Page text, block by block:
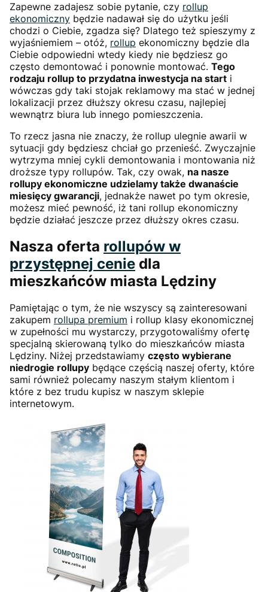
Zapewne zadajesz sobie pytanie, czy rollup
ekonomiczny będzie nadawał się do użytku jeśli
chodzi o Ciebie, zgadza się? Dlatego też spieszymy z
wyjaśniemiem – otóż, rollup ekonomiczny będzie dla
Ciebie odpowiedni wtedy kiedy nie będziesz go
często demontować i ponownie montować. Tego
rodzaju rollup to przydatna inwestycja na start i
wówczas gdy taki stojak reklamowy ma stać w jednej
lokalizacji przez dłuższy okresu czasu, najlepiej
wewnątrz biura lub innego pomieszczenia.
To rzecz jasna nie znaczy, że rollup ulegnie awarii w
sytuacji gdy będziesz chciał go przenieść. Zwyczajnie
wytrzyma mniej cykli demontowania i montowania niż
droższe typy rollupów. Tak, czy owak, na nasze
rollupy ekonomiczne udzielamy także dwanaście
miesięcy gwarancji, jednakże nawet po tym okresie,
możesz mieć pewność, iż tani rollup ekonomiczny
będzie działać jeszcze przez dłuższy okres czasu.
Nasza oferta rollupów w
przystępnej cenie dla
mieszkańców miasta Lędziny
Pamiętając o tym, że nie wszyscy są zainteresowani
zakupem rollupa premium i rollup klasy ekonomicznej
w zupełności mu wystarczy, przygotowaliśmy ofertę
specjalną skierowaną tylko do mieszkańców miasta
Lędziny. Niżej przedstawiamy często wybierane
niedrogie rollupy będące częścią naszej oferty, które
sami również polecamy naszym stałym klientom i
które z bez trudu kupisz w naszym sklepie
internetowym.